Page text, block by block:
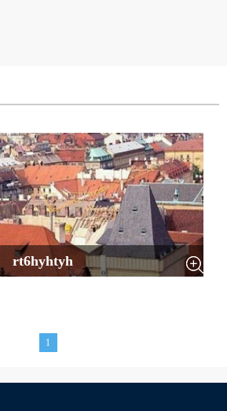
rt6hyhtyh
1